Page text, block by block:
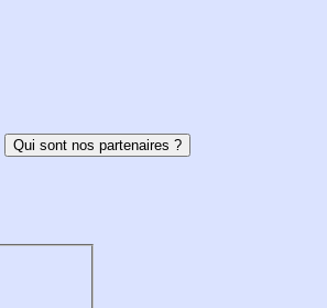
Qui sont nos partenaires ?